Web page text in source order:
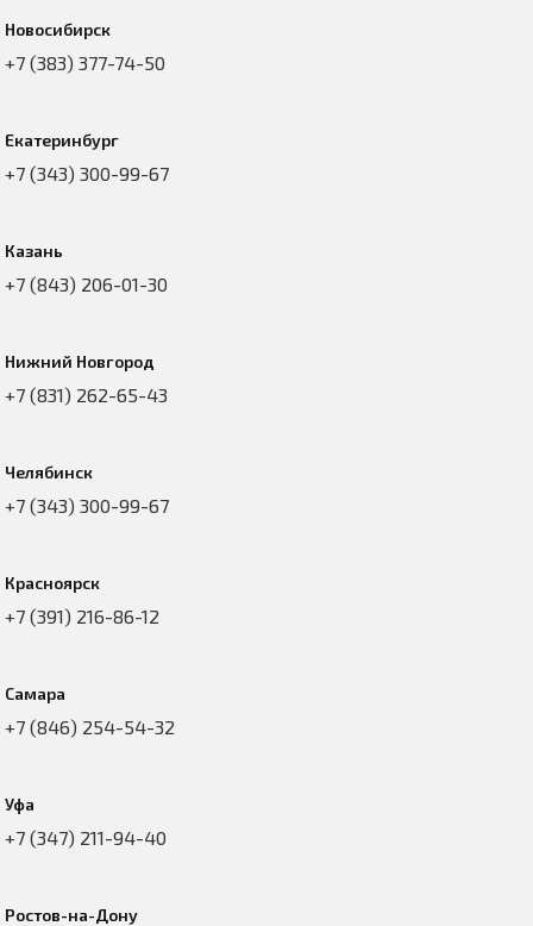
Новосибирск
+7 (383) 377-74-50
Екатеринбург
+7 (343) 300-99-67
Казань
+7 (843) 206-01-30
Нижний Новгород
+7 (831) 262-65-43
Челябинск
+7 (343) 300-99-67
Красноярск
+7 (391) 216-86-12
Самара
+7 (846) 254-54-32
Уфа
+7 (347) 211-94-40
Ростов-на-Дону